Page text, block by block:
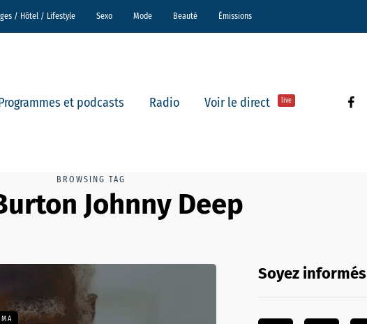
/ Hôtel / Lifestyle Sexo Mode Beauté Émissions
et podcasts Radio Voir le direct live
BROWSING TAG
Johnny Deep
Soyez informés